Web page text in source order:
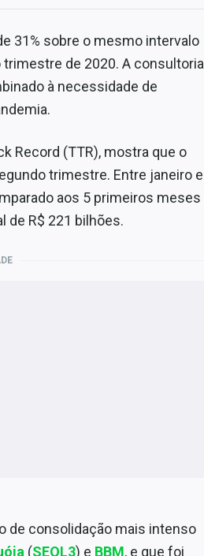
31% sobre o mesmo intervalo
de 2020. A consultoria
à necessidade de
Record (TTR), mostra que o
trimestre. Entre janeiro e
aos 5 primeiros meses
de R$ 221 bilhões.
de consolidação mais intenso
(SEQL3) e BBM, e que foi